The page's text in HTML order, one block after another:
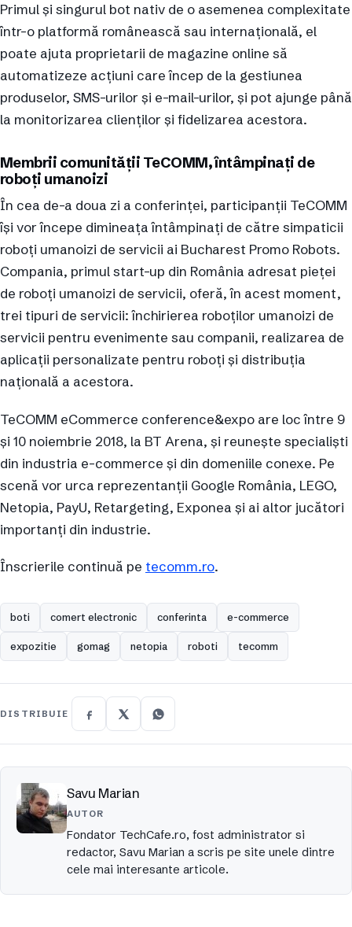
Primul și singurul bot nativ de o asemenea complexitate
într-o platformă românească sau internațională, el
poate ajuta proprietarii de magazine online să
automatizeze acțiuni care încep de la gestiunea
produselor, SMS-urilor și e-mail-urilor, și pot ajunge până
la monitorizarea clienților și fidelizarea acestora.
Membrii comunității TeCOMM, întâmpinați de
roboți umanoizi
În cea de-a doua zi a conferinței, participanții TeCOMM
își vor începe dimineața întâmpinați de către simpaticii
roboți umanoizi de servicii ai Bucharest Promo Robots.
Compania, primul start-up din România adresat pieței
de roboți umanoizi de servicii, oferă, în acest moment,
trei tipuri de servicii: închirierea roboților umanoizi de
servicii pentru evenimente sau companii, realizarea de
aplicații personalizate pentru roboți și distribuția
națională a acestora.
TeCOMM eCommerce conference&expo are loc între 9
și 10 noiembrie 2018, la BT Arena, și reunește specialiști
din industria e-commerce și din domeniile conexe. Pe
scenă vor urca reprezentanții Google România, LEGO,
Netopia, PayU, Retargeting, Exponea și ai altor jucători
importanți din industrie.
Înscrierile continuă pe tecomm.ro.
boti comert electronic conferinta e-commerce
expozitie gomag netopia roboti tecomm
DISTRIBUIE
Savu Marian
AUTOR
Fondator TechCafe.ro, fost administrator si
redactor, Savu Marian a scris pe site unele dintre
cele mai interesante articole.